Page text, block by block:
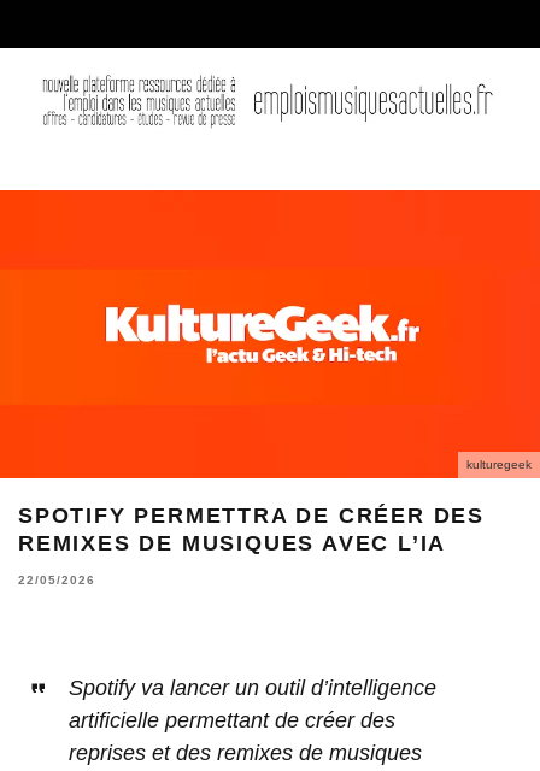
kulturegeek
SPOTIFY PERMETTRA DE CRÉER DES
REMIXES DE MUSIQUES AVEC L’IA
22/05/2026
Spotify va lancer un outil d’intelligence
artificielle permettant de créer des
reprises et des remixes de musiques